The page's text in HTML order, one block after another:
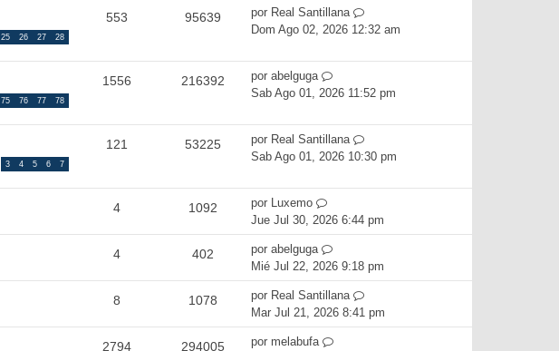
25 26 27 28
553 95639 por Real Santillana
Dom Ago 02, 2026 12:32 am
75 76 77 78
1556 216392 por abelguga
Sab Ago 01, 2026 11:52 pm
3 4 5 6 7
121 53225 por Real Santillana
Sab Ago 01, 2026 10:30 pm
4 1092 por Luxemo
Jue Jul 30, 2026 6:44 pm
4 402 por abelguga
Mié Jul 22, 2026 9:18 pm
8 1078 por Real Santillana
Mar Jul 21, 2026 8:41 pm
2794 294005 por melabufa